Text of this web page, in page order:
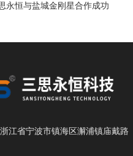
永恒与盐城金刚星合作成功
江省宁波市镇海区澥浦镇庙戴路